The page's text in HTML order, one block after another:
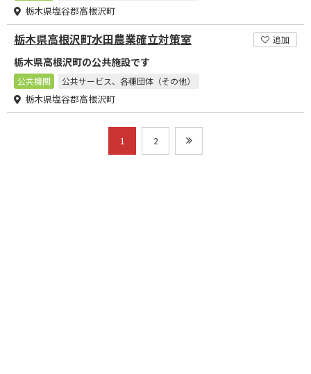
栃木県塩谷郡高根沢町
栃木県高根沢町水田農業確立対策室 追加
栃木県高根沢町の公共施設です
公共機関 公共サービス、各種団体（その他）
栃木県塩谷郡高根沢町
1 2